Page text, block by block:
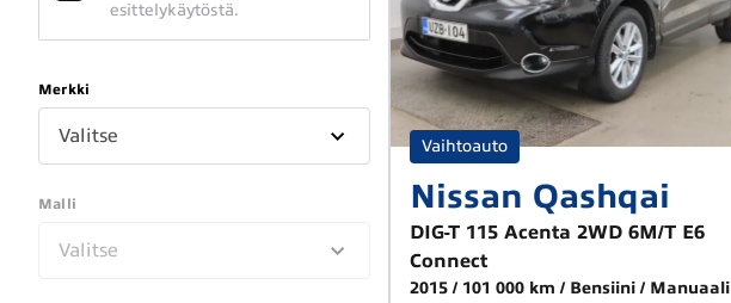
esittelykäytöstä.
Merkki
Valitse
Malli
Valitse
Vaihtoauto
Nissan Qashqai
DIG-T 115 Acenta 2WD 6M/T E6
Connect
2015 101 000 km Bensiini
Manuaali